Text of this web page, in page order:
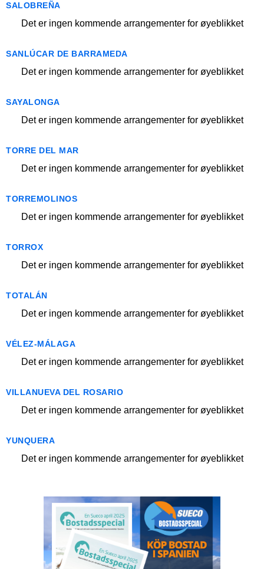
SALOBREÑA
Det er ingen kommende arrangementer for øyeblikket
SANLÚCAR DE BARRAMEDA
Det er ingen kommende arrangementer for øyeblikket
SAYALONGA
Det er ingen kommende arrangementer for øyeblikket
TORRE DEL MAR
Det er ingen kommende arrangementer for øyeblikket
TORREMOLINOS
Det er ingen kommende arrangementer for øyeblikket
TORROX
Det er ingen kommende arrangementer for øyeblikket
TOTALÁN
Det er ingen kommende arrangementer for øyeblikket
VÉLEZ-MÁLAGA
Det er ingen kommende arrangementer for øyeblikket
VILLANUEVA DEL ROSARIO
Det er ingen kommende arrangementer for øyeblikket
YUNQUERA
Det er ingen kommende arrangementer for øyeblikket